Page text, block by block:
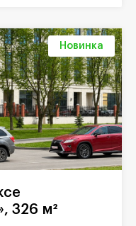
Новинка
326 м²